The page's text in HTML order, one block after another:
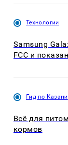
Технологии
Samsung
FCC и
Гид по Казани
Всё для
кормов